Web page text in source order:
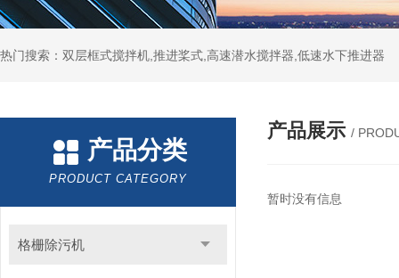
热门搜索：双层框式搅拌机,推进桨式,高速潜水搅拌器,低速水下推进器
产品分类
PRODUCT CATEGORY
格栅除污机
产品展示 /
暂时没有信息